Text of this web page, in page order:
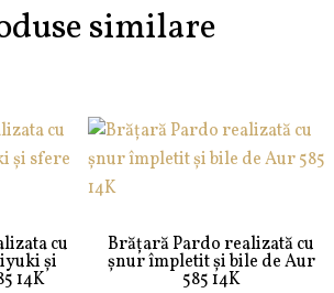
similare
cu
și
14K
Brățară Pardo realizată cu
șnur împletit și bile de Aur
585 14K